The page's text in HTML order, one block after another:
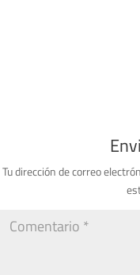
Tu dirección de correo